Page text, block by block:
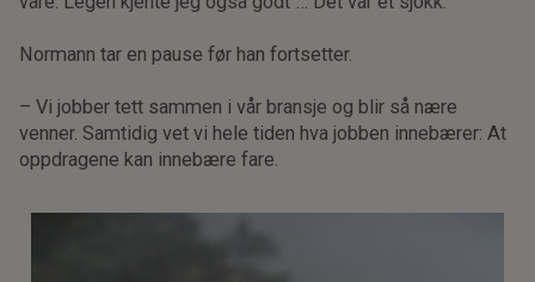
Normann tar en pause før han fortsetter.
– Vi jobber tett sammen i vår bransje og blir så nære
venner. Samtidig vet vi hele tiden hva jobben innebærer: At
oppdragene kan innebære fare.